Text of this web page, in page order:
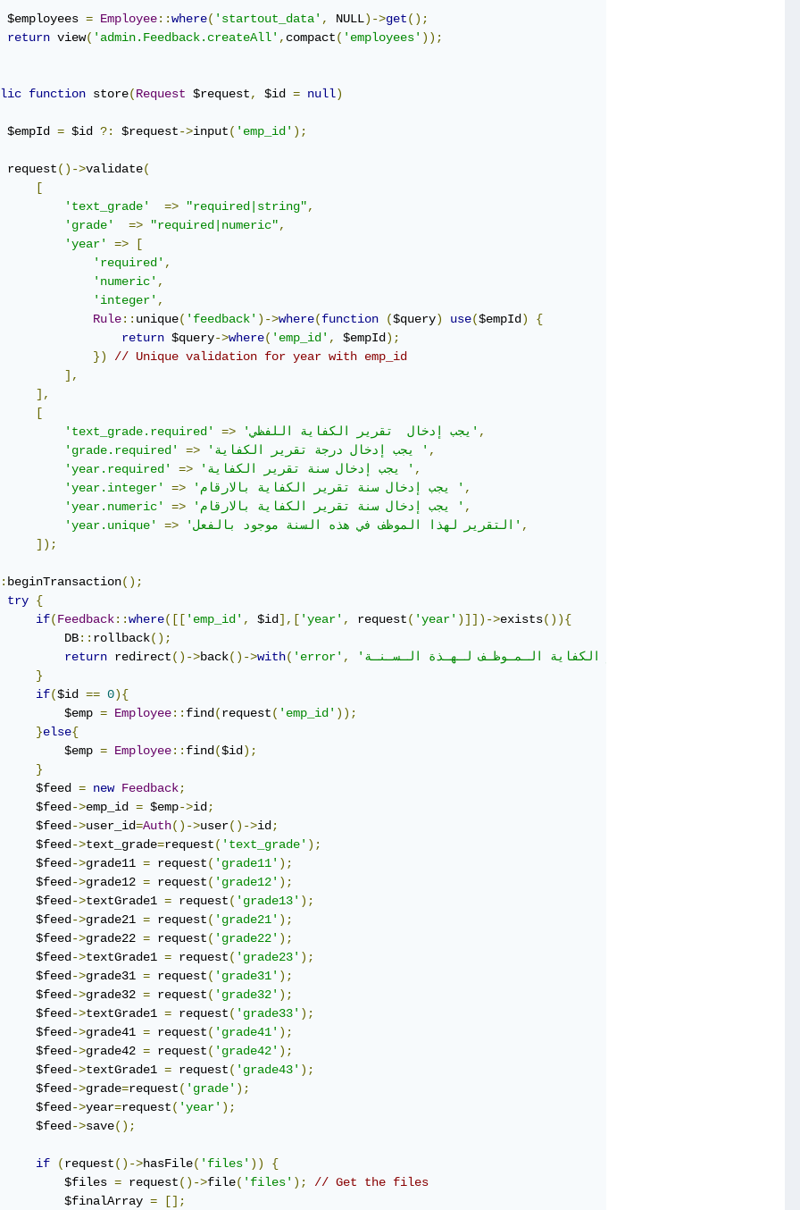
$employees
= Employee::where( 'startout_data' , NULL)->get();
return view( 'admin.Feedback.createAll' , compact( 'employees' ));
function store(Request $request, $id = null)
$empId
= $id ?: $request->input( 'emp_id' );
request
()->validate(
[
'text_grade'
=> "required|string",
'grade'
=> "required|numeric",
'year'
=>
[
'required' ,
'numeric' ,
'integer' ,
Rule:: unique( 'feedback' )->where(function ($query) use($empId )
{
return $query->where( 'emp_id' , $empId );
})
// Unique validation for year with emp_id
],
],
[
'text_grade.required'
=> 'يجب إدخال  تقرير الكفاية اللفظي' ,
'grade.required'
=> 'يجب إدخال درجة تقرير الكفاية ' ,
'year.required'
=> 'يجب إدخال سنة تقرير الكفاية ' ,
'year.integer'
=> 'يجب إدخال سنة تقرير الكفاية بالارقام ' ,
'year.numeric'
=> 'يجب إدخال سنة تقرير الكفاية بالارقام ' ,
'year.unique'
=> 'التقرير لهذا الموظف في هذه السنة موجود بالفعل' ,
]);
beginTransaction();
try {
if(Feedback::where([[ 'emp_id' , $id],[ 'year' , request( 'year' )]])->exists()){
DB
:: rollback();
return redirect()->back()->with( 'error' ,
}
if($id == 0){
$emp
= Employee:: find (request( 'emp_id' ));
}else{
$emp
= Employee:: find ($id );
}
$feed
= new Feedback;
$feed
->emp_id = $emp->id ;
$feed
->user_id=Auth()->user()->id ;
$feed
->text_grade=request( 'text_grade' );
$feed
->grade11 = request( 'grade11' );
$feed
->grade12 = request( 'grade12' );
$feed
->textGrade1 = request( 'grade13' );
$feed
->grade21 = request( 'grade21' );
$feed
->grade22 = request( 'grade22' );
$feed
->textGrade1 = request( 'grade23' );
$feed
->grade31 = request( 'grade31' );
$feed
->grade32 = request( 'grade32' );
$feed
->textGrade1 = request( 'grade33' );
$feed
->grade41 = request( 'grade41' );
$feed
->grade42 = request( 'grade42' );
$feed
->textGrade1 = request( 'grade43' );
$feed
->grade=request( 'grade' );
$feed
->year=request( 'year' );
$feed
->save();
if (request()->hasFile( 'files' ))
{
$files
= request()->file( 'files' );
// Get the files
$finalArray
=
[];